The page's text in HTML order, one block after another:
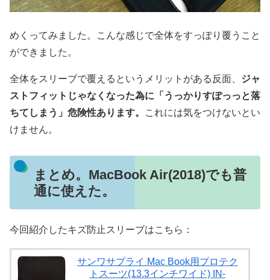
めくってみました。こんな感じで全体をすっぽり覆うこと
ができました。
全体をスリーブで覆えるというメリットがある反面、 ジャ
ストフィットじゃなくなった為に「うっかりすぽっっと落
ちてしまう」危険性あります。
これには気をつけないとい
けません。
まとめ。MacBook Air(2018)でも普
通に使えた。
今回紹介したキズ防止スリーブはこちら：
サンワサプライ Mac Book用プロテク
トスーツ(13.3インチワイド) IN-